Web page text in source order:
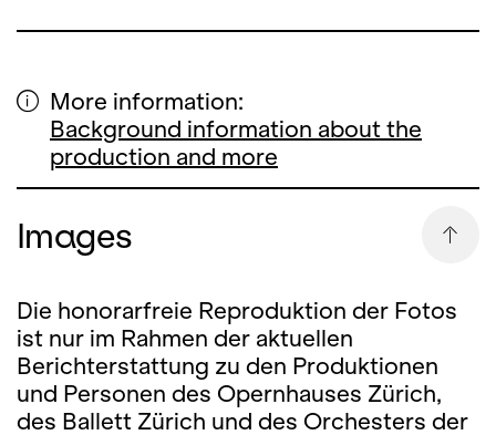
More information:
Background information about the
production and more
Images
Die honorarfreie Reproduktion der Fotos
ist nur im Rahmen der aktuellen
Berichterstattung zu den Produktionen
und Personen des Opernhauses Zürich,
des Ballett Zürich und des Orchesters der